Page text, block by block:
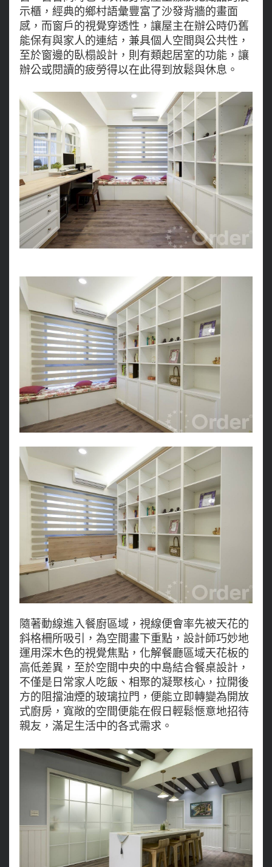
示櫃，經典的鄉村語彙豐富了沙發背牆的畫面
感，而窗戶的視覺穿透性，讓屋主在辦公時仍舊
能保有與家人的連結，兼具個人空間與公共性，
至於窗邊的臥榻設計，則有類起居室的功能，讓
辦公或閱讀的疲勞得以在此得到放鬆與休息。
隨著動線進入餐廚區域，視線便會率先被天花的
斜格柵所吸引，為空間畫下重點，設計師巧妙地
運用深木色的視覺焦點，化解餐廳區域天花板的
高低差異，至於空間中央的中島結合餐桌設計，
不僅是日常家人吃飯、相聚的凝聚核心，拉開後
方的阻擋油煙的玻璃拉門，便能立即轉變為開放
式廚房，寬敞的空間便能在假日輕鬆愜意地招待
親友，滿足生活中的各式需求。